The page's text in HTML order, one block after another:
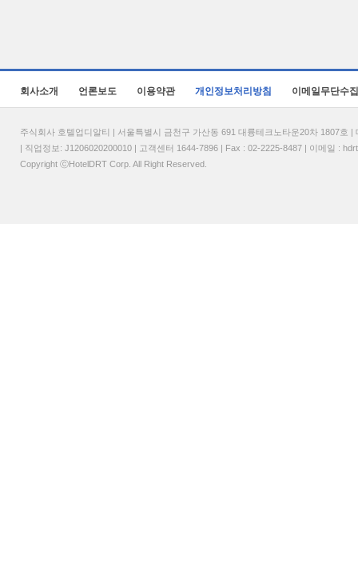
회사소개 언론보도 이용약관 개인정보처리방침 이메일무단수
주식회사 호텔업디알티 | 서울특별시 금천구 가산동 691 대륭테크노타운20차 1807
| 직업정보: J1206020200010 | 고객센터 1644-7896 | Fax : 02-2225-8487 | 이메일 :
Copyright ⓒHotelDRT Corp. All Right Reserved.